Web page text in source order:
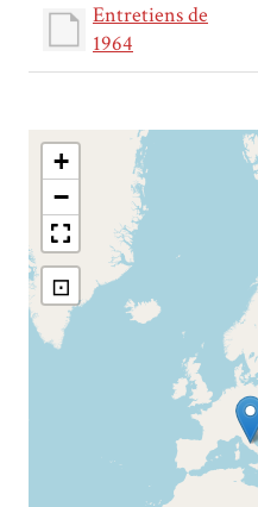
Entretiens de
1964
+
−
⊡